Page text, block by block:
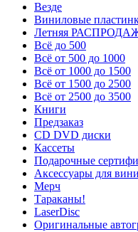
Везде
Виниловые
Летняя
Всё до 500
Всё от 500 до 1000
Всё от 1000 до 1500
Всё от 1500 до 2500
Всё от 2500 до 3500
Книги
Предзаказ
CD DVD диски
Кассеты
Подарочные
Аксессуары для
Мерч
Тараканы!
LaserDisc
Оригинальные